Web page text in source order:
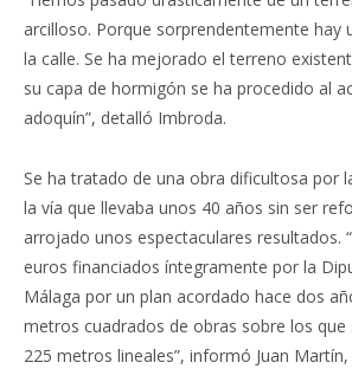
arcilloso. Porque sorprendentemente hay
la calle. Se ha mejorado el terreno
su capa de hormigón se ha procedido al
adoquín”, detalló Imbroda.
Se ha tratado de una obra dificultosa por
la vía que llevaba unos 40 años sin ser
arrojado unos espectaculares resultados.
euros financiados íntegramente por la
Málaga por un plan acordado hace dos
metros cuadrados de obras sobre los que
225 metros lineales”, informó Juan